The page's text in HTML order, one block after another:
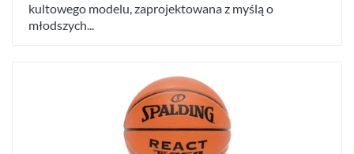
kultowego modelu, zaprojektowana z myślą o
młodszych...